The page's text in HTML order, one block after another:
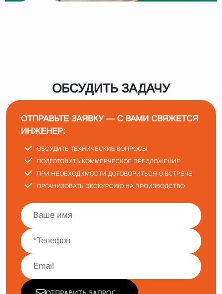
ОБСУДИТЬ ЗАДАЧУ
ОТПРАВЬТЕ ЗАЯВКУ — С ВАМИ СВЯЖЕТСЯ
ИНЖЕНЕР:
ОБСУДИТЬ ТЕХНИЧЕСКИЕ ВОПРОСЫ
ПОДГОТОВИТЬ КОММЕРЧЕСКОЕ ПРЕДЛОЖЕНИЕ
ПРИ НЕОБХОДИМОСТИ ДОГОВОРИТЬСЯ О ВСТРЕЧЕ
ОРГАНИЗОВАТЬ ЭКСКУРСИЮ НА ПРОИЗВОДСТВО